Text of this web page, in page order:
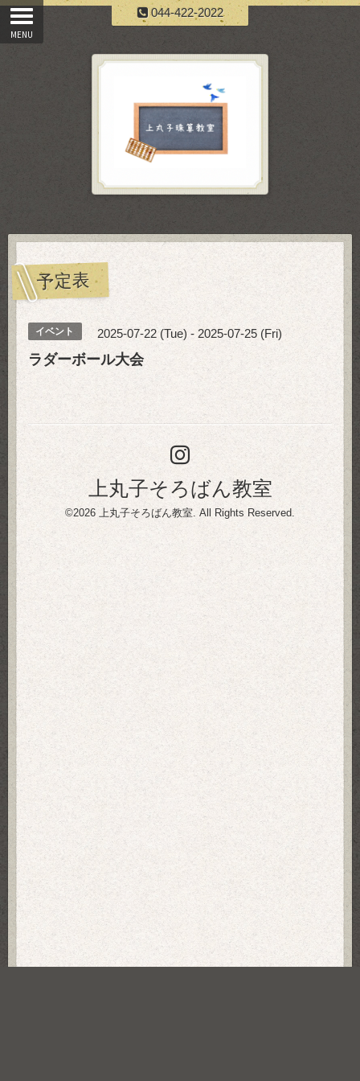
044-422-2022
予定表
イベント 2025-07-22 (Tue) - 2025-07-25 (Fri)
ラダーボール大会
上丸子そろばん教室
©2026 上丸子そろばん教室 . All Rights Reserved.